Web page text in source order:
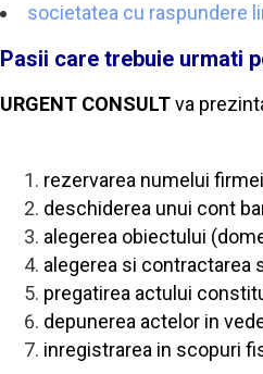
societatea cu raspundere
Pasii care trebuie urmati
URGENT CONSULTva
rezervarea numelui
deschiderea unui cont
alegerea obiectului
alegerea si contractarea
pregatirea actului
depunerea actelor in
inregistrarea in scopuri